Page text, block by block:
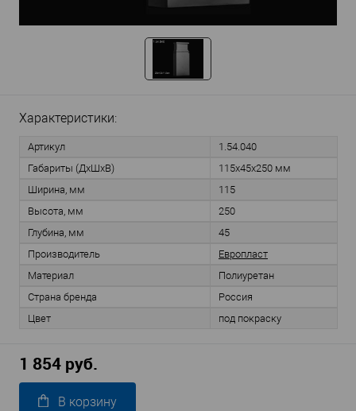
Характеристики:
Артикул
1.54.040
Габариты (ДхШхВ)
115х45х250 мм
Ширина, мм
115
Высота, мм
250
Глубина, мм
45
Производитель
Европласт
Материал
Полиуретан
Страна бренда
Россия
Цвет
под покраску
1 854 руб.
В корзину